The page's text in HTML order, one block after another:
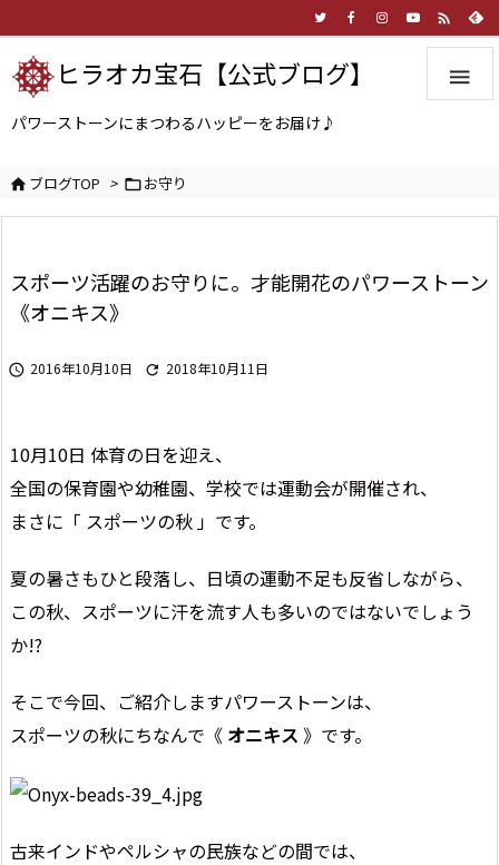


ヒラオカ宝石【公式ブログ】
パワーストーンにまつわるハッピーをお届け♪
ブログTOP > お守り
スポーツ活躍のお守りに。才能開花のパワーストーン
《オニキス》
 2016年10月10日  2018年10月11日
10月10日 体育の日を迎え、
全国の保育園や幼稚園、学校では運動会が開催され、
まさに「 スポーツの秋 」です。
夏の暑さもひと段落し、日頃の運動不足も反省しながら、
この秋、スポーツに汗を流す人も多いのではないでしょう
か!?
そこで今回、ご紹介しますパワーストーンは、
スポーツの秋にちなんで《 オニキス 》です。
古来インドやペルシャの民族などの間では、